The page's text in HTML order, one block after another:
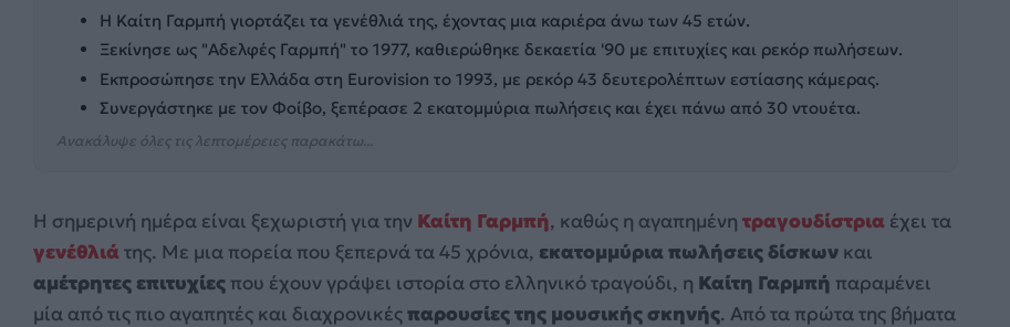
Η Καίτη Γαρμπή γιορτάζει τα γενέθλιά της, έχοντας μια καριέρα άνω των 45 ετών.
Ξεκίνησε ως "Αδελφές Γαρμπή" το 1977, καθιερώθηκε δεκαετία '90 με επιτυχίες και ρεκόρ πωλήσεων.
Εκπροσώπησε την Ελλάδα στη Eurovision το 1993, με ρεκόρ 43 δευτερολέπτων εστίασης κάμερας.
Συνεργάστηκε με τον Φοίβο, ξεπέρασε 2 εκατομμύρια πωλήσεις και έχει πάνω από 30 ντουέτα.
Ανακάλυψε όλες τις λεπτομέρειες παρακάτω...
Η σημερινή ημέρα είναι ξεχωριστή για την Καίτη Γαρμπή, καθώς η αγαπημένη τραγουδίστρια έχει τα
γενέθλιάτης. Με μια πορεία που ξεπερνά τα 45 χρόνια, εκατομμύρια πωλήσεις δίσκων και
αμέτρητες επιτυχίες που έχουν γράψει ιστορία στο ελληνικό τραγούδι, η Καίτη Γαρμπή παραμένει
μία από τις πιο αγαπητές και διαχρονικέςπαρουσίες της μουσικής σκηνής. Από τα πρώτα της βήματα